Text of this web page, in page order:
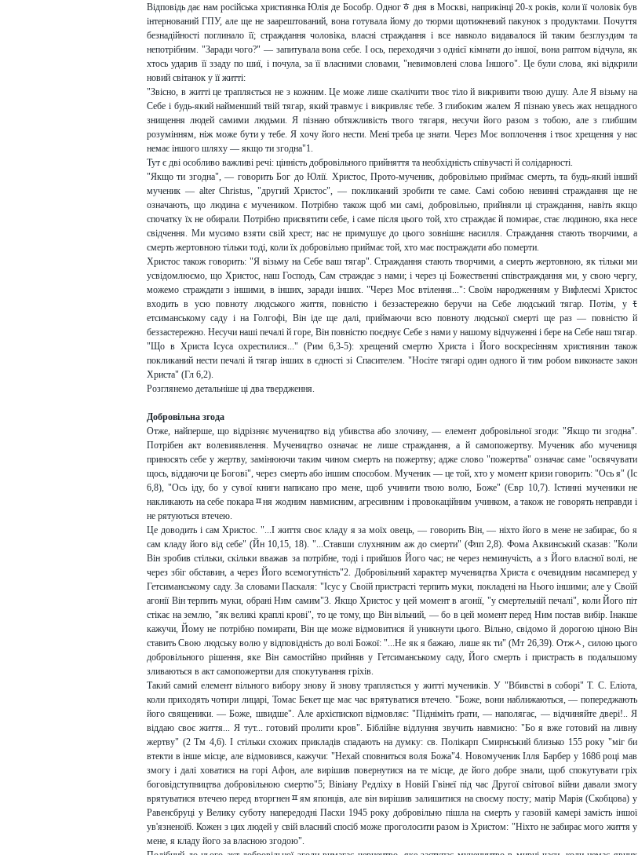
Відповідь дає нам російська християнка Юлія де Бособр. Одногﾾ дня в Москві, наприкінці 20-х років, коли її чоловік був
інтернований ГПУ, але ще не заарештований, вона готувала йому до тюрми щотижневий пакунок з продуктами. Почуття
безнадійності поглинало її; страждання чоловіка, власні страждання і все навколо видавалося їй таким безглуздим та
непотрібним. "Заради чого?" — запитувала вона себе. І ось, переходячи з однієї кімнати до іншої, вона раптом відчула, як
хтось ударив її ззаду по шиї, і почула, за її власними словами, "невимовлені слова Іншого". Це були слова, які відкрили
новий світанок у її житті:
"Звісно, в житті це трапляється не з кожним. Це може лише скалічити твоє тіло й викривити твою душу. Але Я візьму на
Себе і будь-який найменший твій тягар, який травмує і викривляє тебе. З глибоким жалем Я пізнаю увесь жах нещадного
знищення людей самими людьми. Я пізнаю обтяжливість твого тягаря, несучи його разом з тобою, але з глибшим
розумінням, ніж може бути у тебе. Я хочу його нести. Мені треба це знати. Через Моє воплочення і твоє хрещення у нас
немає іншого шляху — якщо ти згодна"1.
Тут є дві особливо важливі речі: цінність добровільного прийняття та необхідність співучасті й солідарності.
"Якщо ти згодна", — говорить Бог до Юлії. Христос, Прото-мученик, добровільно приймає смерть, та будь-який інший
мученик — alter Christus, "другий Христос", — покликаний зробити те саме. Самі собою невинні страждання ще не
означають, що людина є мучеником. Потрібно також щоб ми самі, добровільно, прийняли ці страждання, навіть якщо
спочатку їх не обирали. Потрібно присвятити себе, і саме після цього той, хто страждає й помирає, стає людиною, яка несе
свідчення. Ми мусимо взяти свій хрест; нас не примушує до цього зовнішнє насилля. Страждання стають творчими, а
смерть жертовною тільки тоді, коли їх добровільно приймає той, хто має постраждати або померти.
Христос також говорить: "Я візьму на Себе ваш тягар". Страждання стають творчими, а смерть жертовною, як тільки ми
усвідомлюємо, що Христос, наш Господь, Сам страждає з нами; і через ці Божественні співстраждання ми, у свою чергу,
можемо страждати з іншими, в інших, заради інших. "Через Моє втілення...": Своїм народженням у Вифлеємі Христос
входить в усю повноту людського життя, повністю і беззастережно беручи на Себе людський тягар. Потім, у ﾓ
етсиманському саду і на Голгофі, Він іде ще далі, приймаючи всю повноту людської смерті ще раз — повністю й
беззастережно. Несучи наші печалі й горе, Він повністю поєднує Себе з нами у нашому відчуженні і бере на Себе наш тягар.
"Що в Христа Ісуса охрестилися..." (Рим 6,3-5): хрещений смертю Христа і Його воскресінням християнин також
покликаний нести печалі й тягар інших в єдності зі Спасителем. "Носіте тягарі один одного й тим робом виконаєте закон
Христа" (Гл 6,2).
Розглянемо детальніше ці два твердження.
Добровільна згода
Отже, найперше, що відрізняє мучеництво від убивства або злочину, — елемент добровільної згоди: "Якщо ти згодна".
Потрібен акт волевиявлення. Мучеництво означає не лише страждання, а й самопожертву. Мученик або мучениця
приносять себе у жертву, замінюючи таким чином смерть на пожертву; адже слово "пожертва" означає саме "освячувати
щось, віддаючи це Богові", через смерть або іншим способом. Мученик — це той, хто у момент кризи говорить: "Ось я" (Іс
6,8), "Ось іду, бо у сувої книги написано про мене, щоб учинити твою волю, Боже" (Євр 10,7). Істинні мученики не
накликають на себе покараﾽня жодним навмисним, агресивним і провокаційним учинком, а також не говорять неправди і
не рятуються втечею.
Це доводить і сам Христос. "...І життя своє кладу я за моїх овець, — говорить Він, — ніхто його в мене не забирає, бо я
сам кладу його від себе" (Йн 10,15, 18). "...Ставши слухняним аж до смерти" (Флп 2,8). Фома Аквинський сказав: "Коли
Він зробив стільки, скільки вважав за потрібне, тоді і прийшов Його час; не через неминучість, а з Його власної волі, не
через збіг обставин, а через Його всемогутність"2. Добровільний характер мучеництва Христа є очевидним насамперед у
Гетсиманському саду. За словами Паскаля: "Ісус у Своїй пристрасті терпить муки, покладені на Нього іншими; але у Своїй
агонії Він терпить муки, обрані Ним самим"3. Якщо Христос у цей момент в агонії, "у смертельній печалі", коли Його піт
стікає на землю, "як великі краплі крові", то це тому, що Він вільний, — бо в цей момент перед Ним постав вибір. Інакше
кажучи, Йому не потрібно помирати, Він ще може відмовитися й уникнути цього. Вільно, свідомо й дорогою ціною Він
ставить Свою людську волю у відповідність до волі Божої: "...Не як я бажаю, лише як ти" (Мт 26,39). Отжﾵ, силою цього
добровільного рішення, яке Він самостійно прийняв у Гетсиманському саду, Його смерть і пристрасть в подальшому
зливаються в акт самопожертви для спокутування гріхів.
Такий самий елемент вільного вибору знову й знову трапляється у житті мучеників. У "Вбивстві в соборі" Т. С. Еліота,
коли приходять чотири лицарі, Томас Бекет ще має час врятуватися втечею. "Боже, вони наближаються, — попереджають
його священики. — Боже, швидше". Але архієпископ відмовляє: "Підніміть ґрати, — наполягає, — відчиняйте двері!.. Я
віддаю своє життя... Я тут... готовий пролити кров". Біблійне відлуння звучить навмисно: "Бо я вже готовий на ливну
жертву" (2 Тм 4,6). І стільки схожих прикладів спадають на думку: св. Полікарп Смирнський близько 155 року "міг би
втекти в інше місце, але відмовився, кажучи: "Нехай сповниться воля Божа"4. Новомученик Ілля Барбер у 1686 році мав
змогу і далі ховатися на горі Афон, але вирішив повернутися на те місце, де його добре знали, щоб спокутувати гріх
боговідступництва добровільною смертю"5; Вівіану Редліху в Новій Гвінеї під час Другої світової війни давали змогу
врятуватися втечею перед вторгненﾽям японців, але він вирішив залишитися на своєму посту; матір Марія (Скобцова) у
Равенсбруці у Велику суботу напередодні Пасхи 1945 року добровільно пішла на смерть у газовій камері замість іншої
ув'язненої6. Кожен з цих людей у свій власний спосіб може проголосити разом із Христом: "Ніхто не забирає мого життя у
мене, я кладу його за власною згодою".